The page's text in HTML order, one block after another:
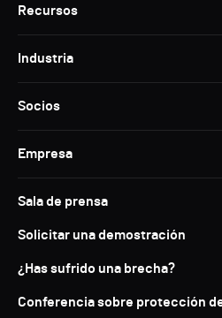
Recursos
Industria
Socios
Empresa
Sala de prensa
Solicitar una demostración
¿Has sufrido una brecha?
Conferencia sobre protección